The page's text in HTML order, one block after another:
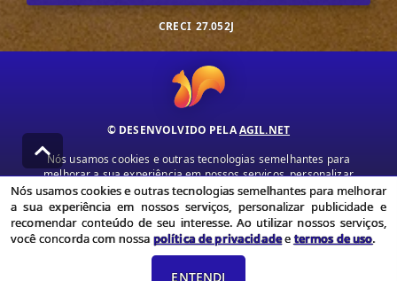
CRECI 27.052J
© DESENVOLVIDO PELAAGIL.NET
Nós usamos cookies e outras tecnologias semelhantes para
melhorar a sua experiência em nossos serviços, personalizar
publicidade e recomendar conteúdo de seu interesse. Ao utilizar
nossos serviços, você concorda com nossa política de privacidade e
termos de uso.
Política de Privacidade Termos de uso
Nós usamos cookies e outras tecnologias semelhantes para melhorar
a sua experiência em nossos serviços, personalizar publicidade e
recomendar conteúdo de seu interesse. Ao utilizar nossos serviços,
você concorda com nossa política de privacidadeetermos de uso.
ENTENDI